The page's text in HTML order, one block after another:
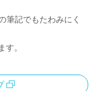
筆記でもたわみにく
す。